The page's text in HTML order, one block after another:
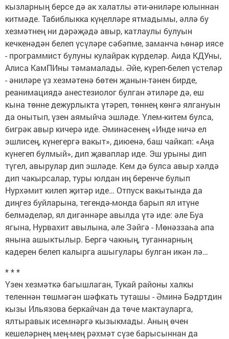
кызларның берсе дә ак халатлы әти-әниләре юлыннан
китмәде. Табиблыкка күңелләре ятмадымы, әллә бу
хезмәтнең ни дәрәҗәдә авыр, катлаулы булуын
кечкенәдән белеп үсүләре сәбәпме, заманча һөнәр иясе
- программист булуны кулайрак күрделәр. Аида КДУны,
Алиса КамПИны тәмамалады. Әйе, күреп-белеп үстеләр
- әниләре үз хезмәтенә бөтен җанын-тәнен бирде,
реанимациядә анестезиолог булган әтиләре дә, еш
кына төнне дежурлыкта үтәреп, төннең көнгә ялгануын
да онытып, үзен аямыйча эшләде. Үлем-китем булса,
бигрәк авыр кичерә иде. Әминәсенең «Инде ничә ел
эшлисең, күнегергә вакыт», диюенә, баш чайкап: «Аңа
күнегеп булмый», дип җаваплар иде. Эш урыны дип
түгел, авырулар дип эшләде. Кем дә булса авыр хәлдә
дип чакырсалар, туры юлдан иң беренче булып
Нурхәмит килеп җитәр иде… Отпуск вакытында да
диңгез буйларына, тегендә-монда барып ял итүне
белмәделәр, ял дигәннәре авылда үтә иде: әле Буа
ягына, Нурвахит авылына, әле Зәйгә - Мөнәззаһа апа
янына ашыктылыр. Бергә чакның, туганнарның
кадерен белеп калырга ашыгулары булган икән лә…
* * *
Үзен хезмәткә багышлаган, Тукай районы халкы
теленнән төшмәгән шәфкать туташы - Әминә Бәдртдин
кызы Ильязова беркайчан да төче мактауларга,
ялтыравык исемнәргә кызыкмады. Аның өчен
кешеләрнең мең-мең рәхмәт сүзе барысыннан да